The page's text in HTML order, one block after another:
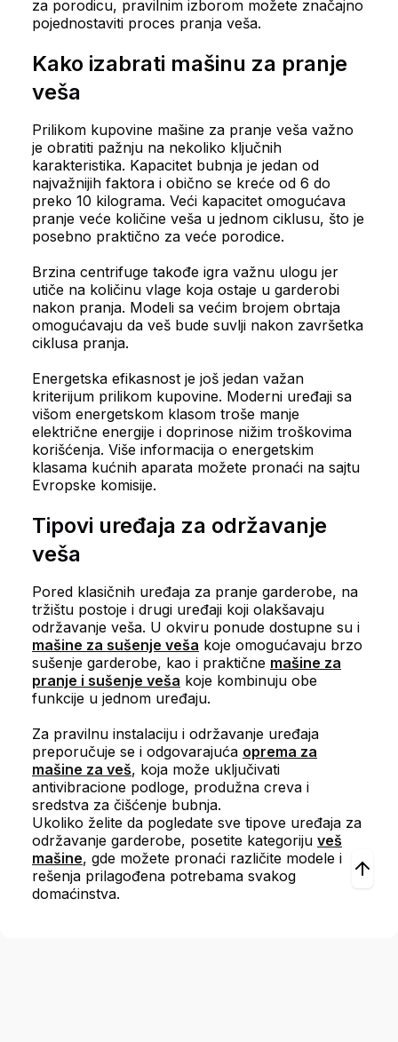
za porodicu, pravilnim izborom možete značajno
pojednostaviti proces pranja veša.
Kako izabrati mašinu za pranje
veša
Prilikom kupovine mašine za pranje veša važno
je obratiti pažnju na nekoliko ključnih
karakteristika. Kapacitet bubnja je jedan od
najvažnijih faktora i obično se kreće od 6 do
preko 10 kilograma. Veći kapacitet omogućava
pranje veće količine veša u jednom ciklusu, što je
posebno praktično za veće porodice.
Brzina centrifuge takođe igra važnu ulogu jer
utiče na količinu vlage koja ostaje u garderobi
nakon pranja. Modeli sa većim brojem obrtaja
omogućavaju da veš bude suvlji nakon završetka
ciklusa pranja.
Energetska efikasnost je još jedan važan
kriterijum prilikom kupovine. Moderni uređaji sa
višom energetskom klasom troše manje
električne energije i doprinose nižim troškovima
korišćenja. Više informacija o energetskim
klasama kućnih aparata možete pronaći na sajtu
Evropske komisije.
Tipovi uređaja za održavanje
veša
Pored klasičnih uređaja za pranje garderobe, na
tržištu postoje i drugi uređaji koji olakšavaju
održavanje veša. U okviru ponude dostupne su i
mašine za sušenje veša koje omogućavaju brzo
sušenje garderobe, kao i praktične mašine za
pranje i sušenje veša koje kombinuju obe
funkcije u jednom uređaju.
Za pravilnu instalaciju i održavanje uređaja
preporučuje se i odgovarajuća oprema za
mašine za veš, koja može uključivati
antivibracione podloge, produžna creva i
sredstva za čišćenje bubnja.
Ukoliko želite da pogledate sve tipove uređaja za
održavanje garderobe, posetite kategoriju veš
mašine, gde možete pronaći različite modele i
rešenja prilagođena potrebama svakog
domaćinstva.